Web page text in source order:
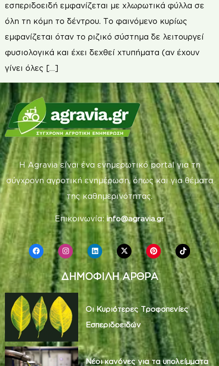
εσπεριδοειδή εμφανίζεται με χλωρωτικά φύλλα σε
όλη τη κόμη το δέντρου. Το φαινόμενο κυρίως
εμφανίζεται όταν το ριζικό σύστημα δε λειτουργεί
φυσιολογικά και έχει δεχθεί χτυπήματα (αν έχουν
γίνει όλες […]
Η Agravia είναι ένα ενημερωτικό portal για τη
σύγχρονη αγροτική ενημέρωση, όπως και για θέματα
της καθημερινότητας.
Επικοινωνία: info@agravia.gr
ΔΗΜΟΦΙΛΗ ΑΡΘΡΑ
Οι Κυριότερες Τροφοπενίες
Εσπεριδοειδών
Νέοι κανόνες για τα υπολείμματα